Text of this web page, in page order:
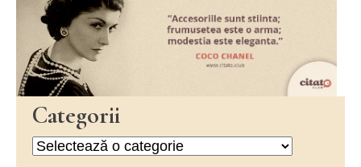
Categorii
Categorii